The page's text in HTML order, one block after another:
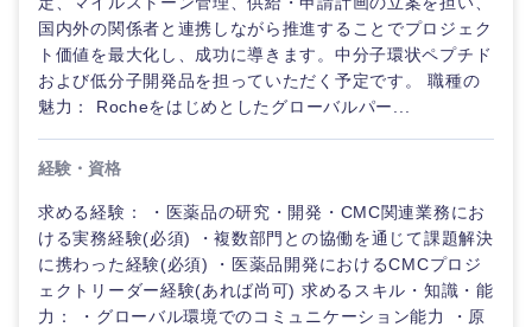
九州・沖縄
国内外の関係者と連携しながら推進することでプロジェク
ト価値を最大化し、成功に導きます。中分子環状ペプチド
および低分子開発品を担っていただく予定です。 職種の
魅力： Rocheをはじめとしたグローバルパー...
経験・資格
求める経験： ・医薬品の研究・開発・CMC関連業務にお
ける実務経験(必須) ・複数部門との協働を通じて課題解決
に携わった経験(必須) ・医薬品開発におけるCMCプロジ
ェクトリーダー経験(あれば尚可) 求めるスキル・知識・能
力： ・グローバル環境でのコミュニケーション能力 ・原